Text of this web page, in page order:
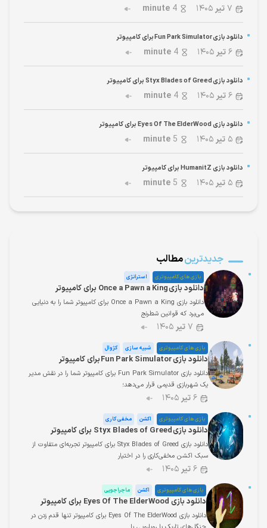
۷تیر ۱۴۰۵ 4
minute
دانلود بازی Fun Park Simulator برای کامپیوتر
۶تیر ۱۴۰۵ 4
minute
دانلود بازی Styx Blades of Greed برای کامپیوتر
۶تیر ۱۴۰۵ 4
minute
دانلود بازی Eyes Of The ElderWood برای کامپیوتر
۵ تیر ۱۴۰۵ 5
minute
دانلود بازی HumanitZ برای کامپیوتر
۵ تیر ۱۴۰۵ 5
minute
جدیدترینمطالب
بازی های کامپیوتری استراتژی
دانلود بازی Once a Pawn a King برای کامپیوتر
دانلود بازی Once a Pawn a King برای کامپیوتر شما را به دنیایی
می‌برد که قوانین شطرنج
۷ تیر ۱۴۰۵
بازی های کامپیوتری شبیه سازی کژوال
دانلود بازی Fun Park Simulator برای کامپیوتر
دانلود بازی Fun Park Simulator برای کامپیوتر شما را در نقش مدیر
یک شهربازی قدیمی قرار می‌دهد؛
۶تیر ۱۴۰۵
بازی های کامپیوتری اکشن مخفی کاری
دانلود بازی Styx Blades of Greed برای کامپیوتر
دانلود بازی Styx Blades of Greed برای کامپیوتر تجربه‌ای متفاوت از
سبک اکشن مخفی‌کاری را در اختیار
۶تیر ۱۴۰۵
بازی های کامپیوتری اکشن ماجراجویی
دانلود بازی Eyes Of The ElderWood برای کامپیوتر
دانلود بازی Eyes Of The ElderWood برای کامپیوتر تنها قدم زدن در